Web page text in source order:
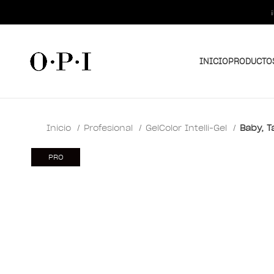
INICIO
Inicio Profesional GelColor Intelli-Gel Baby,
PRO